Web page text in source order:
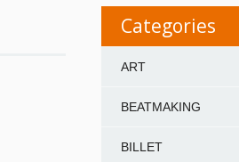
Categories
ART
BEATMAKING
BILLET